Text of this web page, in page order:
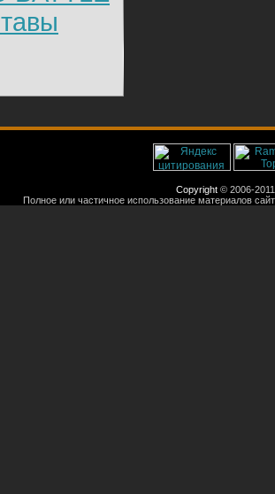
Copyright © 2006-
Полное или частичное использование материалов